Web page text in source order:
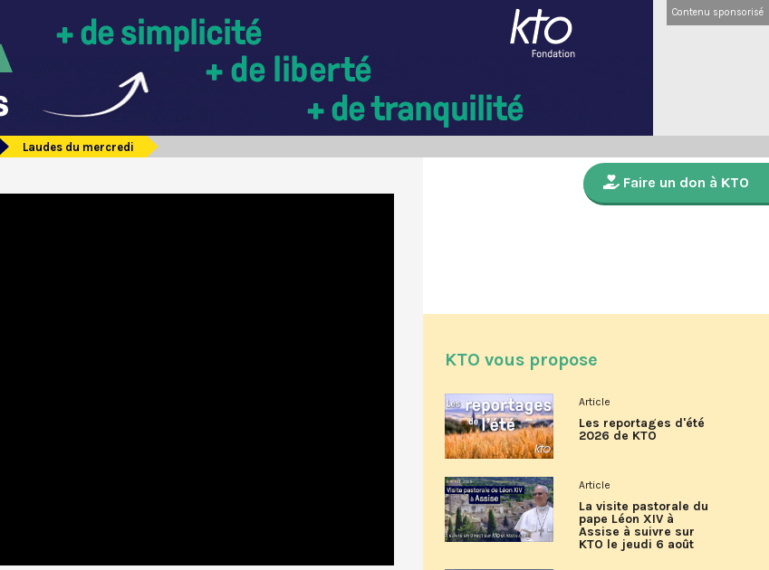
Contenu sponsorisé
Laudes du mercredi
Faire un don à KTO
KTO vous propose
Article
Les reportages d'été
2026 de KTO
Article
La visite pastorale du
pape Léon XIV à
Assise à suivre sur
KTO le jeudi 6 août